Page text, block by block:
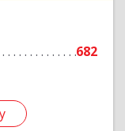
682